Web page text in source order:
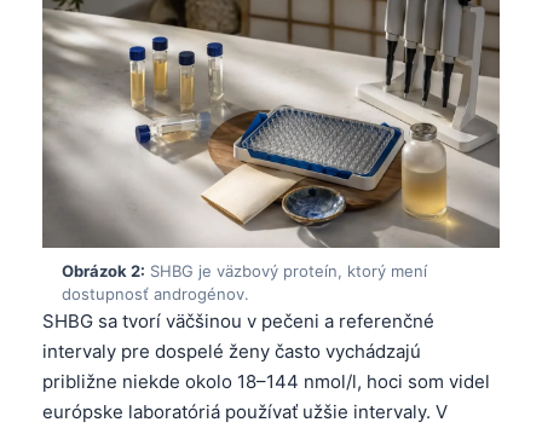
Obrázok 2: SHBG je väzbový proteín, ktorý mení
dostupnosť androgénov.
SHBG sa tvorí väčšinou v pečeni a referenčné
intervaly pre dospelé ženy často vychádzajú
približne niekde okolo 18–144 nmol/l, hoci som videl
európske laboratóriá používať užšie intervaly. V